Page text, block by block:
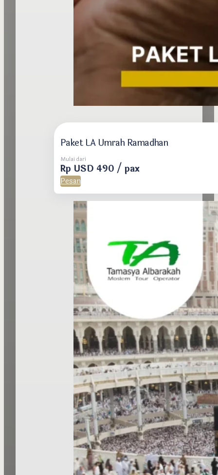
Paket LA Umrah Ramadhan
Mulai dari
Rp USD 490 / pax
Pesan